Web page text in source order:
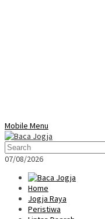
Mobile Menu
07/08/2026
Home
Jogja Raya
Peristiwa